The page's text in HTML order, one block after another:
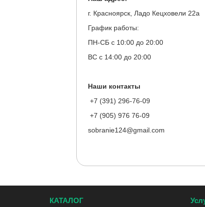
г. Красноярск, Ладо Кецховели 22а
График работы:
ПН-СБ с 10:00 до 20:00
ВС с 14:00 до 20:00
Наши контакты
+7 (391) 296-76-09
+7 (905) 976 76-09
sobranie124@gmail.com
КАТАЛОГ